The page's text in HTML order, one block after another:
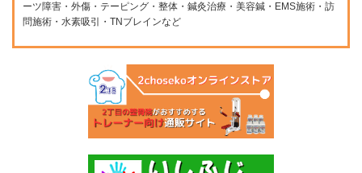
ーツ障害・外傷・テーピング・整体・鍼灸治療・美容鍼・EMS施術・訪
問施術・水素吸引・TNブレインなど